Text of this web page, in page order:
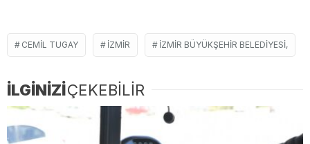
CEMIL TUGAY İZMIR İZMIR BÜYÜKŞEHIR BELEDIYESI,
İLGİNİZİÇEKEBİLİR